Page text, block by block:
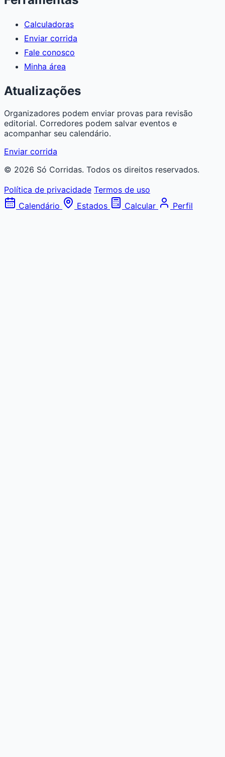
Calculadoras
Enviar corrida
Fale conosco
Minha área
Atualizações
Organizadores podem enviar provas para revisão
editorial. Corredores podem salvar eventos e
acompanhar seu calendário.
Enviar corrida
© 2026 Só Corridas. Todos os direitos reservados.
Política de privacidade Termos de uso
Calendário
Estados Calcular Perfil